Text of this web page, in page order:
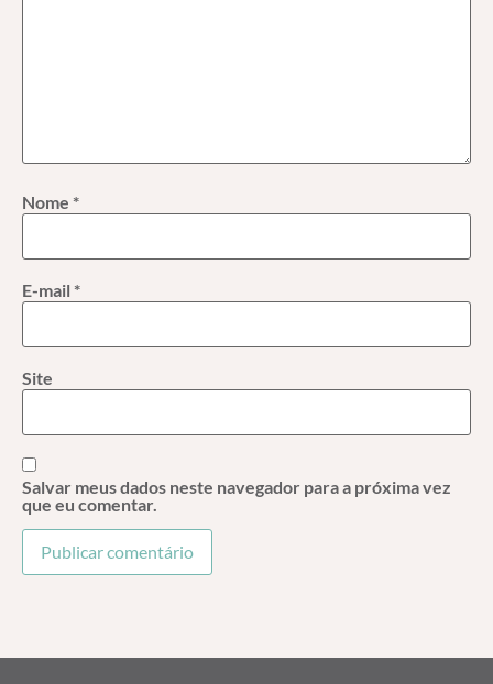
Nome *
E-mail*
Site
Salvar meus dados neste navegador para a próxima vez
que eu comentar.